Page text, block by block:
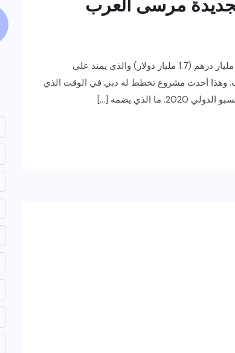
مرسى العرب
تستعد دبي لتطوير منتجعها السياحي الكبير جزيرة مرسى العرب بقيمة 6.3 مليار درهم (1.7 مليار دولار) والذي يمتد على
وهذا أحدث مشروع تخطط له دبي في الوقت الذي